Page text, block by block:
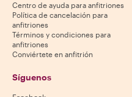
Centro de ayuda para anfitriones
Política de cancelación para
anfitriones
Términos y condiciones para
anfitriones
Conviértete en anfitrión
Síguenos